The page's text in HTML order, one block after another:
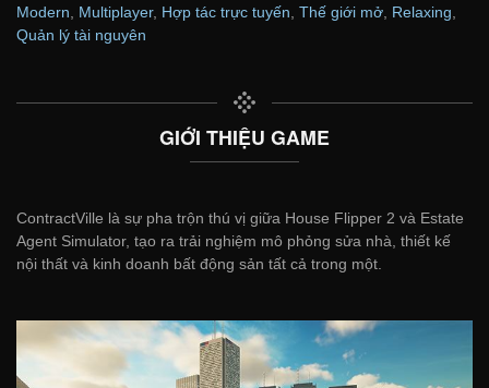
Modern
Multiplayer, Hợp tác trực tuyến Thế giới mở Relaxing
Quản lý tài nguyên
GIỚI THIỆU GAME
ContractVille là sự pha trộn thú vị giữa House Flipper 2 và Estate
Agent Simulator, tạo ra trải nghiệm mô phỏng sửa nhà, thiết kế
nội thất và kinh doanh bất động sản tất cả trong một.